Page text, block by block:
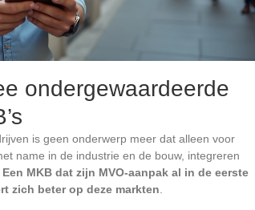
ondergewaardeerde
is geen onderwerp meer dat alleen voor
name in de industrie en de bouw, integreren
Een MKB dat zijn MVO-aanpak al in de eerste
zich beter op deze markten